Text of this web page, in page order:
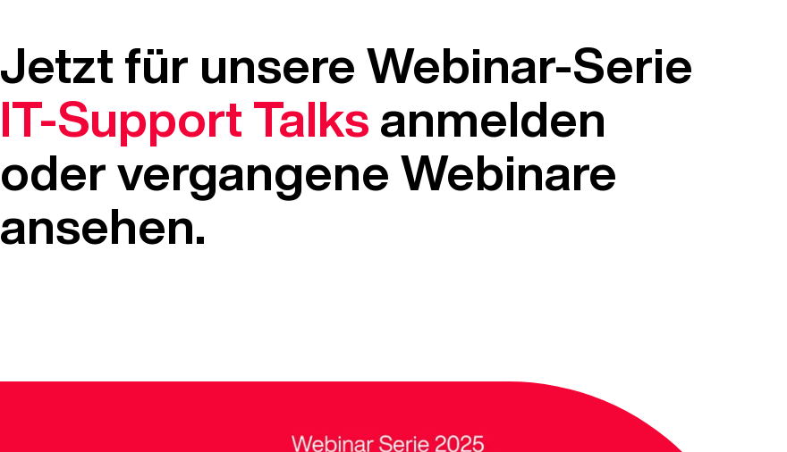
Jetzt für unsere Webinar-Serie
IT‑Support Talks anmelden
oder vergangene Webinare
ansehen.